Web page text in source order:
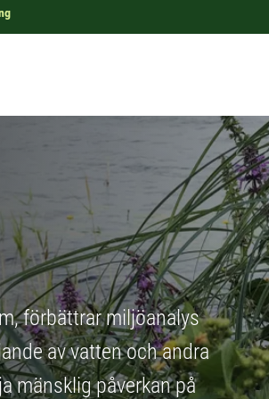
förbättrar miljöanalys
av vatten och andra
mänsklig påverkan på